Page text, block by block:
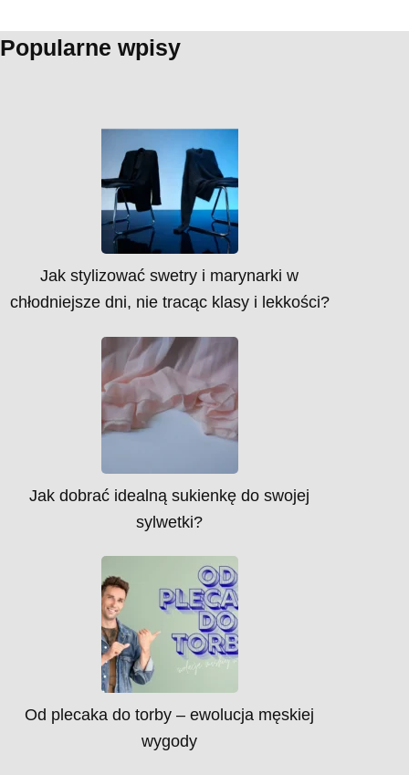
Popularne wpisy
Jak stylizować swetry i marynarki w
chłodniejsze dni, nie tracąc klasy i lekkości?
Jak dobrać idealną sukienkę do swojej
sylwetki?
Od plecaka do torby – ewolucja męskiej
wygody